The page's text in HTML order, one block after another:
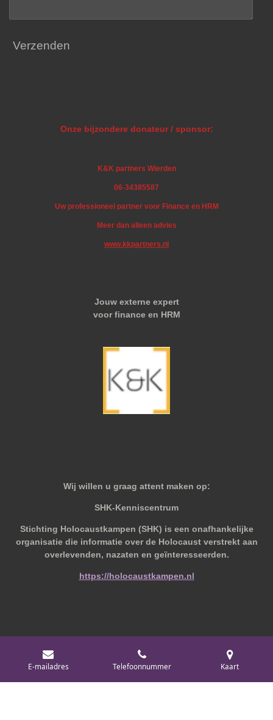
Verzenden
Onze bijzondere donateur / sponsor:
K&K partners Wierden
06-34385587
Uw professioneel partner voor Finance en HRM
Meer dan alleen advies
www.kkpartners.nl
Jouw externe expert
voor finance en HRM
Wij willen u graag attent maken op:
SHK-Kenniscentrum
Stichting Holocaustkampen (SHK) is een onafhankelijke
organisatie die informatie over de Holocaust verstrekt aan
overlevenden, nazaten en geïnteresseerden.
https://holocaustkampen.nl
© 2019 - 2026 Behoudvanoud
Powered byJouwWeb
E-mailadres Telefoonnummer Kaart